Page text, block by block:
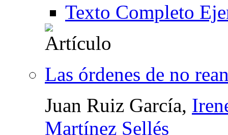
Texto Completo
Las órdenes de no
Juan Ruiz García,
Martínez Sellés